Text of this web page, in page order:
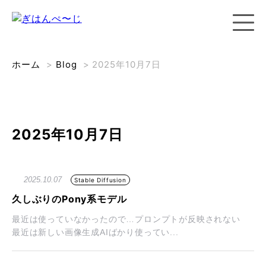
ホーム > Blog > 2025年10月7日
2025年10月7日
2025.10.07 Stable Diffusion
久しぶりのPony系モデル
最近は使っていなかったので…プロンプトが反映されない
最近は新しい画像生成AIばかり使ってい...